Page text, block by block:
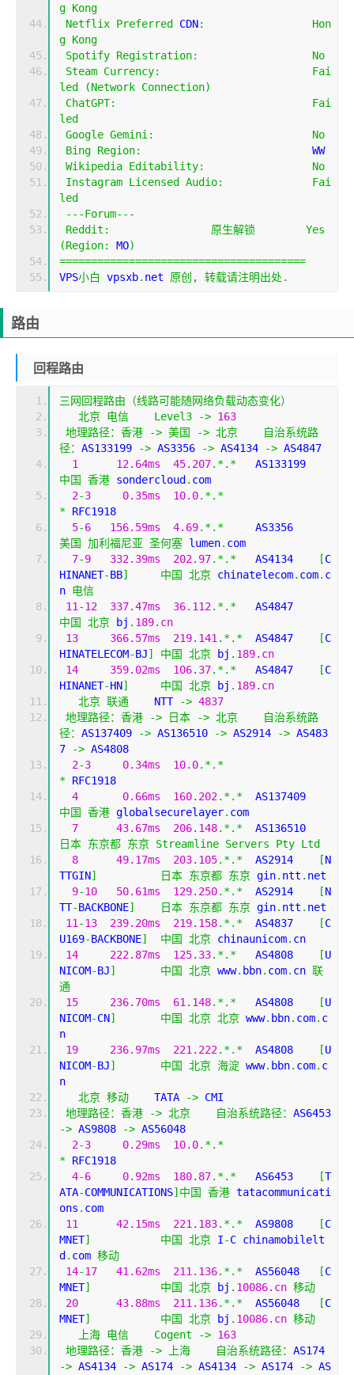
g Kong
Netflix Preferred CDN:
Hon
g Kong
Spotify Registration:
No
Steam Currency:
Fai
led
(Network Connection)
ChatGPT:
Fai
led
Google Gemini:
No
Bing Region:
                           WW
Wikipedia Editability:
No
Instagram Licensed Audio:
Fai
led
---Forum---
Reddit : 原生解锁
Yes
(Region: MO)
=======================================
VPS小白 vpsxb. net 原创, 转载请注明出处.
路由
回程路由
三网回程路由（线路可能随网络负载动态变化）
北京 电信 Level3 -> 163
地理路径：香港
-> 美国 -> 北京
自治系统路
径： AS133199 -> AS3356 -> AS4134 -> AS4847
1
12.64ms 45.207.*.*
中国
香港 sondercloud . com
2-3 0.35ms 10.0.*.*
* RFC1918
5-6 156.59ms 4.69.*.*
美国
加利福尼亚 圣何塞 lumen. com
7-9 332.39ms 202.97.*.*
   AS4134
[C
HINANET-BB] 中国 北京 chinatelecom. com. c
n 电信
11-12 337.47ms 36.112.*.*
中国
北京 bj . 189.cn
13
366.57ms 219.141.*.*
  AS4847
[C
HINATELECOM-BJ] 中国 北京 bj . 189.cn
14
359.02ms 106.37.*.*
   AS4847
[C
HINANET-HN] 中国 北京 bj . 189.cn
北京 联通
    NTT
-> 4837
地理路径：香港
-> 日本 -> 北京
自治系统路
径： AS137409 -> AS136510 -> AS2914 -> AS483
7
-> AS4808
2-3 0.34ms 10.0.*.*
* RFC1918
4
0.66ms 160.202.*.*
中国
香港 globalsecurelayer. com
7
43.67ms 206.148.*.*
日本 东京都 东京 Streamline Servers Pty Ltd
8
49.17ms 203.105.*.*
  AS2914
[N
TTGIN] 日本 东京都 东京 gin. ntt . net
9-10 50.61ms 129.250.*.*
  AS2914
[N
TT-BACKBONE] 日本 东京都 东京 gin. ntt . net
11-13 239.20ms 219.158.*.*
  AS4837
[C
U169-BACKBONE] 中国 北京 chinaunicom. cn
14
222.87ms 125.33.*.*
   AS4808
[U
NICOM-BJ] 中国 北京 www. bbn. com. cn 联
通
15
236.70ms 61.148.*.*
   AS4808
[U
NICOM-CN] 中国 北京 北京 www. bbn. com. c
n
19
236.97ms 221.222.*.*
  AS4808
[U
NICOM-BJ] 中国 北京 海淀 www. bbn. com. c
n
北京 移动
    TATA
-> CMI
地理路径：香港
-> 北京 自治系统路径：
-> AS9808 -> AS56048
2-3 0.29ms 10.0.*.*
* RFC1918
4-6 0.92ms 180.87.*.*
   AS6453
[T
ATA-COMMUNICATIONS]中国 香港 tatacommunicati
ons . com
11
42.15ms 221.183.*.*
  AS9808
[C
MNET] 中国 北京 I-C chinamobilelt
d . com 移动
14-17 41.62ms 211.136.*.*
  AS56048
[C
MNET] 中国 北京 bj . 10086.cn 移动
20
43.88ms 211.136.*.*
  AS56048
[C
MNET] 中国 北京 bj . 10086.cn 移动
上海 电信 Cogent -> 163
地理路径：香港
-> 上海 自治系统路径：
-> AS4134 -> AS174 -> AS4134 -> AS174 -> AS